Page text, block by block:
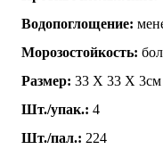
Водопоглощение:
Морозостойкость:
Размер: 33 Х 33 Х 3см
Шт./упак.: 4
Шт./пал.: 224